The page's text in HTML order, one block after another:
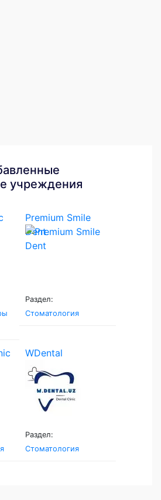
учреждения
Premium Smile
Dent
Раздел:
Стоматология
WDental
Раздел:
Стоматология